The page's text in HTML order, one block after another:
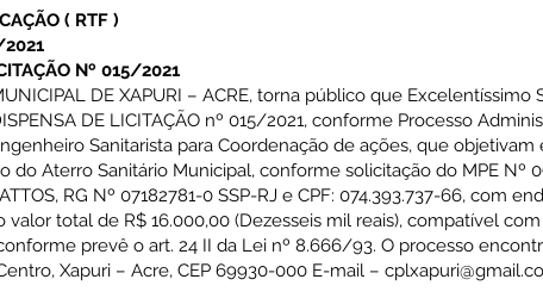
( RTF )
2021
Nº 015/2021
DE XAPURI – ACRE, torna público que
DE LICITAÇÃO nº 015/2021, conforme Processo
Sanitarista para Coordenação de ações, que
do Aterro Sanitário Municipal, conforme solicitação do MPE Nº
RG Nº 07182781-0 SSP-RJ e CPF: 074.393.737-66, com
valor total de R$ 16.000,00 (Dezesseis mil reais), compatível
prevê o art. 24 II da Lei nº 8.666/93. O processo
Xapuri – Acre, CEP 69930-000 E-mail –